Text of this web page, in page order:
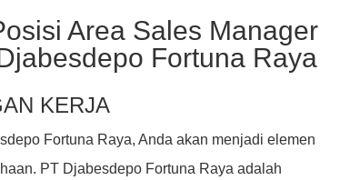
Area Sales Manager
Fortuna Raya
KERJA
Fortuna Raya, Anda akan menjadi elemen
PT Djabesdepo Fortuna Raya adalah